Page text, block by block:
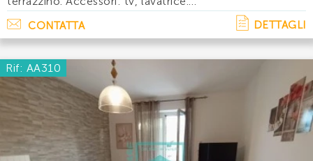
Disponibilita': maggio: € 700giugno: €
1200luglio: agosto:
CONTATTA DETTAGLI
Rif: AA310